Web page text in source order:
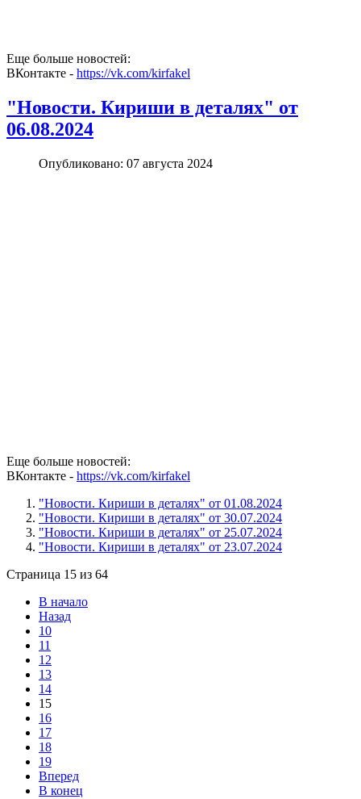
Еще больше новостей:
ВКонтакте - https://vk.com/kirfakel
"Новости. Кириши в деталях" от
06.08.2024
Опубликовано: 07 августа 2024
Еще больше новостей:
ВКонтакте - https://vk.com/kirfakel
"Новости. Кириши в деталях" от 01.08.2024
"Новости. Кириши в деталях" от 30.07.2024
"Новости. Кириши в деталях" от 25.07.2024
"Новости. Кириши в деталях" от 23.07.2024
Страница 15 из 64
В начало
Назад
10
11
12
13
14
15
16
17
18
19
Вперед
В конец